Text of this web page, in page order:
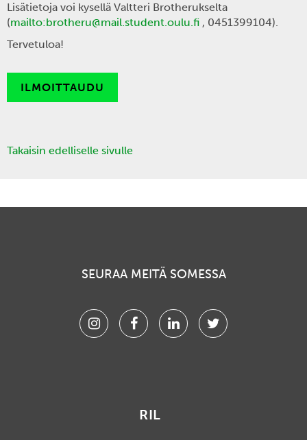
Lisätietoja voi kysellä Valtteri Brotherukselta
(mailto:brotheru@mail.student.oulu.fi , 0451399104).
Tervetuloa!
ILMOITTAUDU
Takaisin edelliselle sivulle
SEURAA MEITÄ SOMESSA
InstagramFacebookLinkedinTwitter
RIL